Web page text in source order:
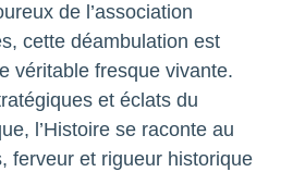
de l’association
cette déambulation est
véritable fresque vivante.
et éclats du
l’Histoire se raconte au
ferveur et rigueur historique